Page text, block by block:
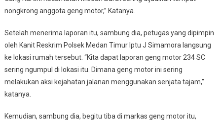
nongkrong anggota geng motor,” Katanya.
Setelah menerima laporan itu, sambung dia, petugas yang dipimpin
oleh Kanit Reskrim Polsek Medan Timur Iptu J Simamora langsung
ke lokasi rumah tersebut. “Kita dapat laporan geng motor 234 SC
sering ngumpul di lokasi itu. Dimana geng motor ini sering
melakukan aksi kejahatan jalanan menggunakan senjata tajam,”
katanya.
Kemudian, sambung dia, begitu tiba di markas geng motor itu,